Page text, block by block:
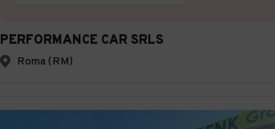
PERFORMANCE CAR SRLS
Roma (RM)